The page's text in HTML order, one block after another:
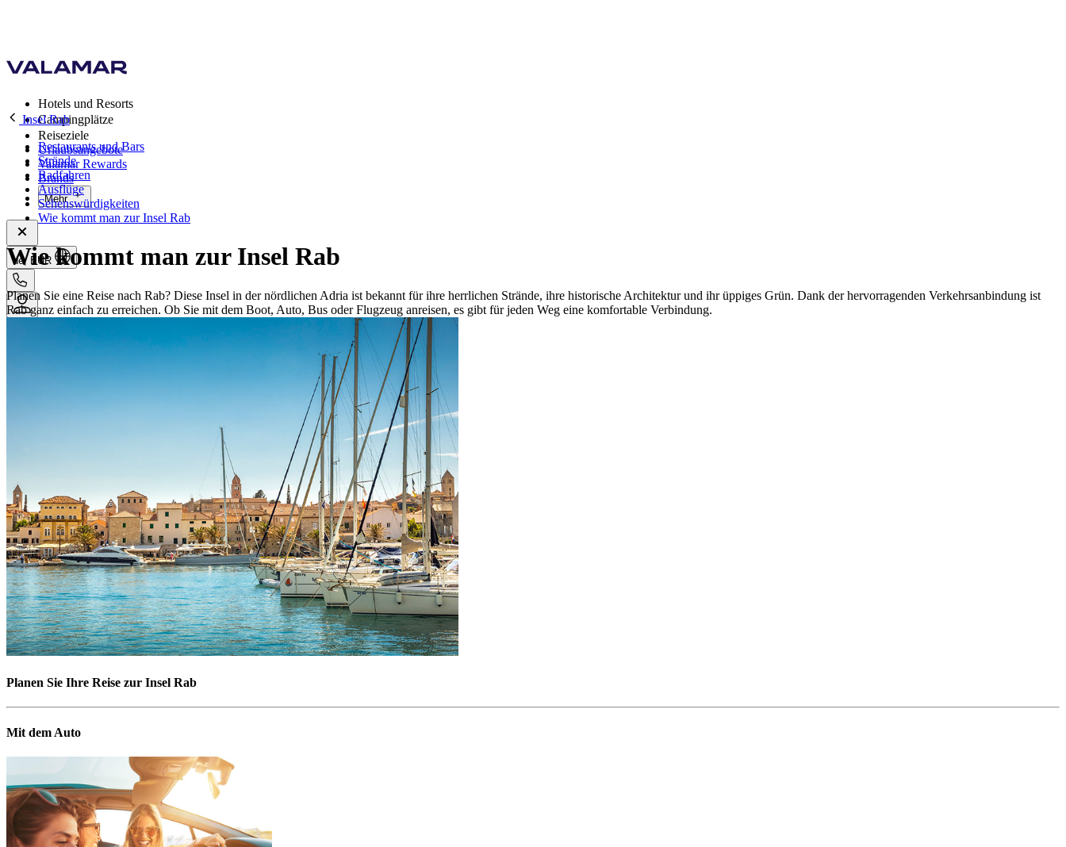
Hotels und Resorts
Campingplätze
Reiseziele
Urlaubsangebote
Valamar Rewards
Brands
Mehr
de, EUR
Insel Rab
Restaurants und Bars
Strände
Radfahren
Ausflüge
Sehenswürdigkeiten
Wie kommt man zur Insel Rab
Wie kommt man zur Insel Rab
Planen Sie eine Reise nach Rab? Diese Insel in der nördlichen Adria ist bekannt für ihre herrlichen Strände, ihre historische Architektur und ihr üppiges Grün. Dank der hervorragenden Verkehrsanbindung ist
Rab ganz einfach zu erreichen. Ob Sie mit dem Boot, Auto, Bus oder Flugzeug anreisen, es gibt für jeden Weg eine komfortable Verbindung.
Planen Sie Ihre Reise zur Insel Rab
Mit dem Auto